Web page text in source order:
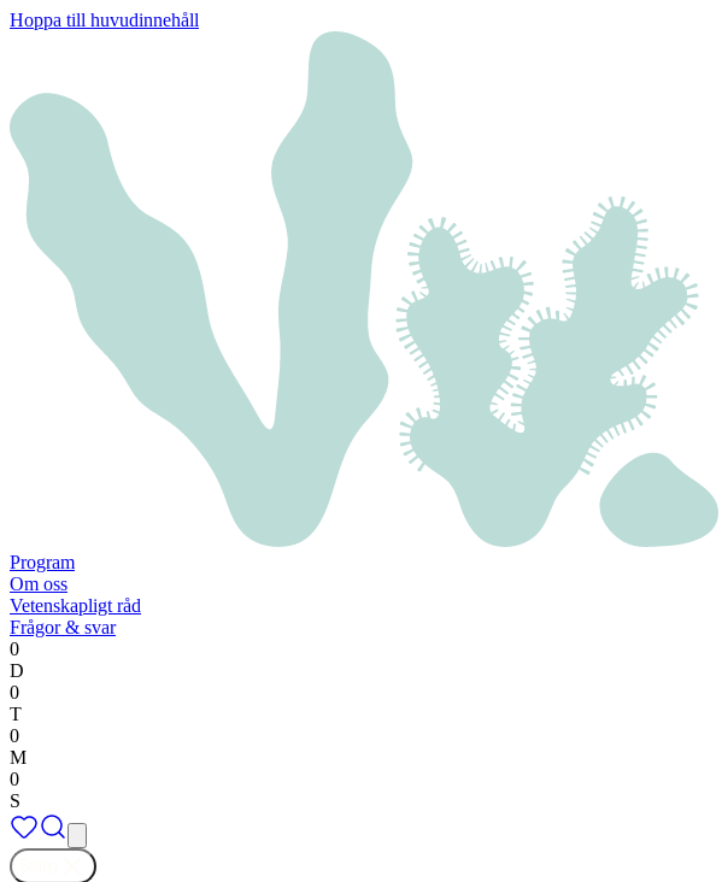
Hoppa till huvudinnehåll
Program
Om oss
Vetenskapligt råd
Frågor & svar
0
D
0
T
0
M
0
S